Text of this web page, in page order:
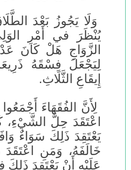
وَلَا يَجُوزُ بَعْدَ
يُنْظَرَ في أَمْرِ
الزَّوَاجِ هَلْ كَانَ
لِيَجْعَلَ فِسْقَهُ
إِيقَاعِ الثَّلَاثِ.
لِأَنَّ الفُقَهَاءَ
اعْتَقَدَ حِلَّ الشَّيْءِ،
يَعْتَقِدَ ذَلِكَ سَوَاءٌ
خَالَفَهُ، وَمَنِ
عَلَيْهِ أَنْ يَعْتَقِدَ ذَلِكَ